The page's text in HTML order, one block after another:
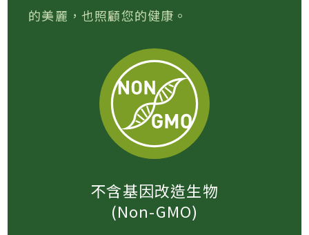
的美麗，也照顧您的健康。
不含基因改造生物
(Non-GMO)